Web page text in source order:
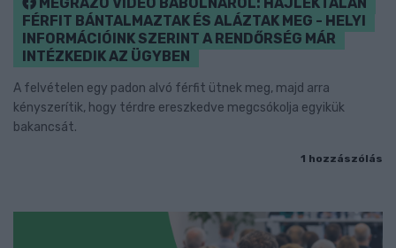
FÉRFIT BÁNTALMAZTAK ÉS ALÁZTAK MEG - HELYI
INFORMÁCIÓINK SZERINT A RENDŐRSÉG MÁR
INTÉZKEDIK AZ ÜGYBEN
A felvételen egy padon alvó férfit ütnek meg, majd arra
kényszerítik, hogy térdre ereszkedve megcsókolja egyikük
bakancsát.
1 hozzászólás